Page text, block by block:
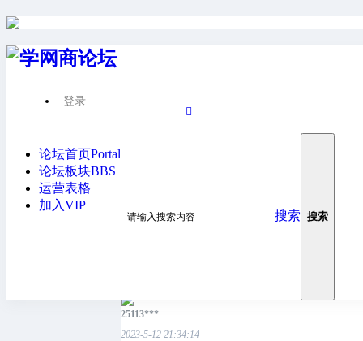
登录
论坛首页Portal
论坛板块BBS
运营表格
加入VIP
搜索 搜索
不错，不错，不错
25113***
2023-5-12 21:34:14